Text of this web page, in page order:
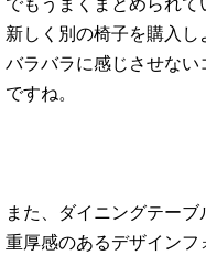
新しく別の椅子を購入
バラバラに感じさせない
ですね。
また、ダイニングテー
重厚感のあるデザインフ